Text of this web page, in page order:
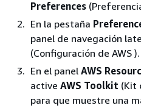
Preferences
En la pestaña
panel de navegación
(Configuración de AWS ).
En el panel AWS
active AWS Toolkit (Kit
para que muestre una